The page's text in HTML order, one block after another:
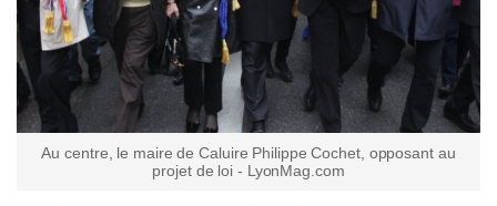
Au centre, le maire de Caluire Philippe Cochet, opposant au
projet de loi - LyonMag.com